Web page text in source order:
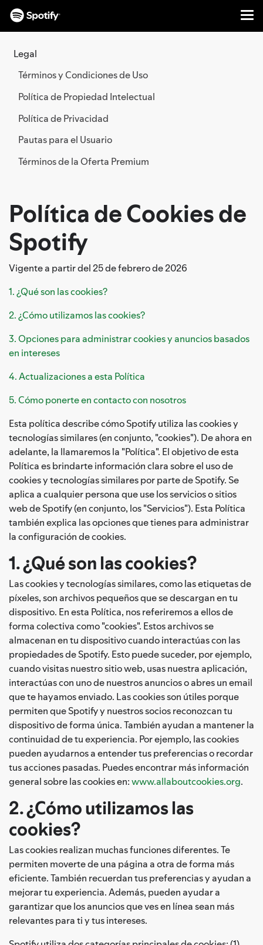
Legal
Términos y Condiciones de Uso
Política de Propiedad Intelectual
Política de Privacidad
Pautas para el Usuario
Términos de la Oferta Premium
Política de Cookies de
Spotify
Vigente a partir del 25 de febrero de 2026
1. ¿Qué son las cookies?
2. ¿Cómo utilizamos las cookies?
3. Opciones para administrar cookies y anuncios basados
en intereses
4. Actualizaciones a esta Política
5. Cómo ponerte en contacto con nosotros
Esta política describe cómo Spotify utiliza las cookies y
tecnologías similares (en conjunto, "cookies"). De ahora en
adelante, la llamaremos la "Política". El objetivo de esta
Política es brindarte información clara sobre el uso de
cookies y tecnologías similares por parte de Spotify. Se
aplica a cualquier persona que use los servicios o sitios
web de Spotify (en conjunto, los "Servicios"). Esta Política
también explica las opciones que tienes para administrar
la configuración de cookies.
1. ¿Qué son las cookies?
Las cookies y tecnologías similares, como las etiquetas de
píxeles, son archivos pequeños que se descargan en tu
dispositivo. En esta Política, nos referiremos a ellos de
forma colectiva como "cookies". Estos archivos se
almacenan en tu dispositivo cuando interactúas con las
propiedades de Spotify. Esto puede suceder, por ejemplo,
cuando visitas nuestro sitio web, usas nuestra aplicación,
interactúas con uno de nuestros anuncios o abres un email
que te hayamos enviado. Las cookies son útiles porque
permiten que Spotify y nuestros socios reconozcan tu
dispositivo de forma única. También ayudan a mantener la
continuidad de tu experiencia. Por ejemplo, las cookies
pueden ayudarnos a entender tus preferencias o recordar
tus acciones pasadas. Puedes encontrar más información
general sobre las cookies en:www.allaboutcookies.org.
2. ¿Cómo utilizamos las
cookies?
Las cookies realizan muchas funciones diferentes. Te
permiten moverte de una página a otra de forma más
eficiente. También recuerdan tus preferencias y ayudan a
mejorar tu experiencia. Además, pueden ayudar a
garantizar que los anuncios que ves en línea sean más
relevantes para ti y tus intereses.